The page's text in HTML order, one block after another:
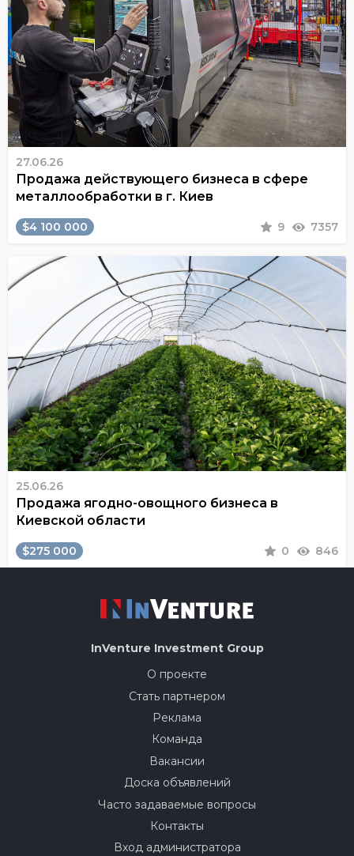
27.06.26
Продажа действующего бизнеса в сфере
металлообработки в г. Киев
$4 100 000 9 7357
25.06.26
Продажа ягодно-овощного бизнеса в
Киевской области
$275 000 0 846
InVenture Investment Group
О проекте
Стать партнером
Реклама
Команда
Вакансии
Доска объявлений
Часто задаваемые вопросы
Контакты
Вход администратора